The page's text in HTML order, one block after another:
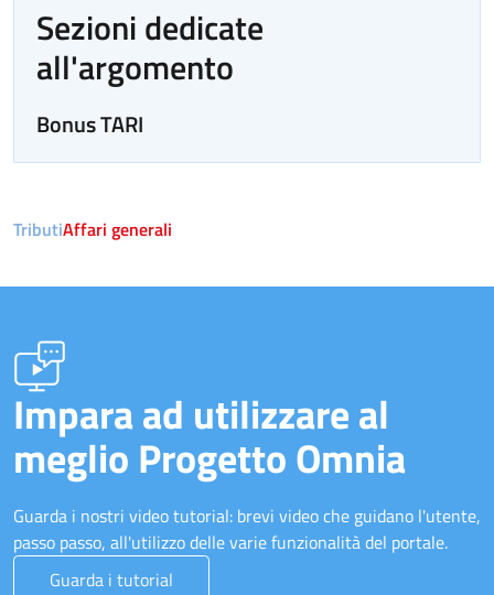
Sezioni dedicate
all'argomento
Bonus TARI
TributiAffari generali
Impara ad utilizzare al
meglio Progetto Omnia
Guarda i nostri video tutorial: brevi video che guidano l'utente,
passo passo, all'utilizzo delle varie funzionalità del portale.
Guarda i tutorial